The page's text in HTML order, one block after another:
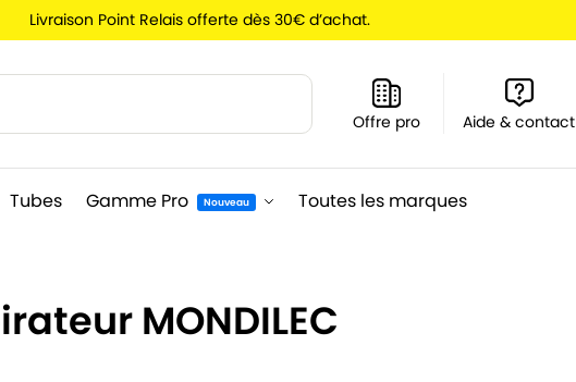
Livraison Point Relais offerte dès 30€ d’achat.
Offre pro Aide & contact
Tubes Gamme Pro Nouveau Toutes les marques
MONDILEC